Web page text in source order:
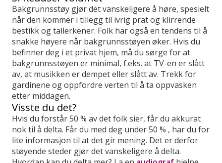
Bakgrunnsstøy gjør det vanskeligere å høre, spesielt
når den kommer i tillegg til ivrig prat og klirrende
bestikk og tallerkener. Folk har også en tendens til å
snakke høyere når bakgrunnsstøyen øker. Hvis du
befinner deg i et privat hjem, må du sørge for at
bakgrunnsstøyen er minimal, f.eks. at TV-en er slått
av, at musikken er dempet eller slått av. Trekk for
gardinene og oppfordre verten til å ta oppvasken
etter middagen.
Visste du det?
Hvis du forstår 50 % av det folk sier, får du akkurat
nok til å delta. Får du med deg under 50 % , har du for
lite informasjon til at det gir mening. Det er derfor
støyende steder gjør det vanskeligere å delta.